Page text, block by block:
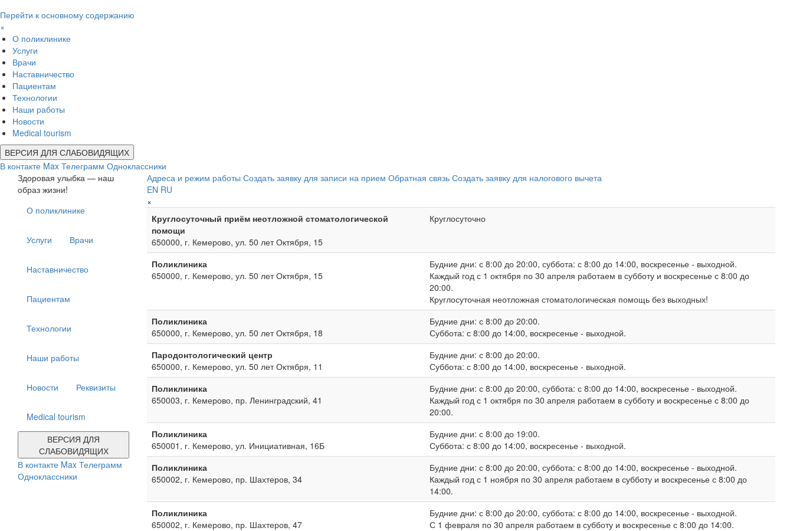
Перейти к основному содержанию
×
О поликлинике
Услуги
Врачи
Наставничество
Пациентам
Технологии
Наши работы
Новости
Medical tourism
ВЕРСИЯ ДЛЯ СЛАБОВИДЯЩИХ
В контакте Max Телеграмм Одноклассники
Здоровая улыбка — наш
образ жизни!
О поликлинике
Услуги Врачи
Наставничество
Пациентам
Технологии
Наши работы
Новости Реквизиты
Medical tourism
ВЕРСИЯ ДЛЯ
СЛАБОВИДЯЩИХ
В контакте Max Телеграмм
Одноклассники
Адреса и режим работы Создать заявку для записи на прием Обратная связь Создать заявку для налогового вычета
EN RU
×
Круглосуточный приём неотложной стоматологической
помощи
650000, г. Кемерово, ул. 50 лет Октября, 15
Круглосуточно
Поликлиника
650000, г. Кемерово, ул. 50 лет Октября, 15
Будние дни: с 8:00 до 20:00, суббота: с 8:00 до 14:00, воскресенье - выходной.
Каждый год с 1 октября по 30 апреля работаем в субботу и воскресенье с 8:00 до
20:00.
Круглосуточная неотложная стоматологическая помощь без выходных!
Поликлиника
650000, г. Кемерово, ул. 50 лет Октября, 18
Будние дни: с 8:00 до 20:00.
Суббота: с 8:00 до 14:00, воскресенье - выходной.
Пародонтологический центр
650000, г. Кемерово, ул. 50 лет Октября, 11
Будние дни: с 8:00 до 20:00.
Суббота: с 8:00 до 14:00, воскресенье - выходной.
Поликлиника
650003, г. Кемерово, пр. Ленинградский, 41
Будние дни: с 8:00 до 20:00, суббота: с 8:00 до 14:00, воскресенье - выходной.
Каждый год с 1 октября по 30 апреля работаем в субботу и воскресенье с 8:00 до
20:00.
Поликлиника
650001, г. Кемерово, ул. Инициативная, 16Б
Будние дни: с 8:00 до 19:00.
Суббота: с 8:00 до 14:00, воскресенье - выходной.
Поликлиника
650002, г. Кемерово, пр. Шахтеров, 34
Будние дни: с 8:00 до 20:00, суббота: с 8:00 до 14:00, воскресенье - выходной.
Каждый год с 1 ноября по 30 апреля работаем в субботу и воскресенье с 8:00 до
14:00.
Поликлиника
650002, г. Кемерово, пр. Шахтеров, 47
Будние дни: с 8:00 до 20:00, суббота: с 8:00 до 14:00, воскресенье - выходной.
С 1 февраля по 30 апреля работаем в субботу и воскресенье с 8:00 до 14:00.